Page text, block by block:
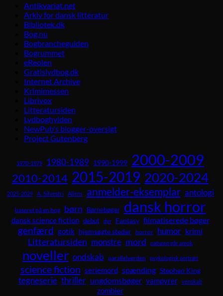
Antikvariat.net
Arkiv for dansk litteratur
Bibliotek.dk
Bog.nu
Bogbrancheguiden
Bogrummet
eReolen
Gratislydbog.dk
Internet Archive
Krimimessen
Librivox
Litteratursiden
Lydboghylden
NewPub's blogger-oversigt
Project Gutenberg
1970-1979 1980-1989 1990-1999 2000-2009
2010-2014 2015-2019 2020-2024
2025-2029 A. Silvestri Aliens anmelder-eksemplar antologi
baseret på en bog børn Børnebøger dansk horror
dansk science fiction debut dyr Fantasy filmatiserede bøger
genfærd gotik hjemsøgte steder horror humor krimi
Litteratursiden monstre mord naturen går amok
noveller ondskab parallelverden psykologisk portræt
science fiction seriemord spænding Stephen King
tegneserie thriller ungdomsbøger vampyrer venskab
zombier